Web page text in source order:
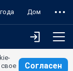
Дом
Согласен